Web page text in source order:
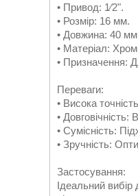
• Привод: 1⁄2".
• Розмір: 16 мм.
• Довжина: 40
• Матеріал:
• Призначення:
Переваги:
• Висока
•
• Сумісність:
• Зручність:
Застосування:
Ідеальний